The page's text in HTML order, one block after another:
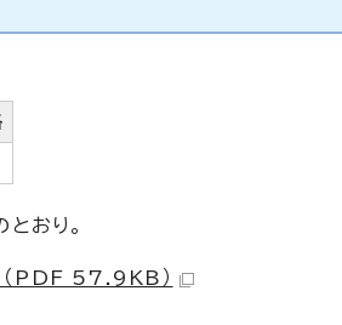
おり。
PDF 57.9KB）